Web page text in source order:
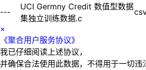
---
UCI Germny Credit 数值型数据
集独立训练数据.c
×
《聚合用户服务协议》
我已仔细阅读上述协议，
并确保合法使用此数据，不得用于一切违